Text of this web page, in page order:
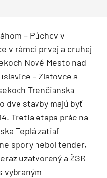
– Púchov v
v rámci prvej a druhej
Nové Mesto nad
– Zlatovce a
Trenčianska
dve stavby majú byť
Tretia etapa prác na
Teplá zatiaľ
spory nebol tender,
uzatvorený a ŽSR
vybraným